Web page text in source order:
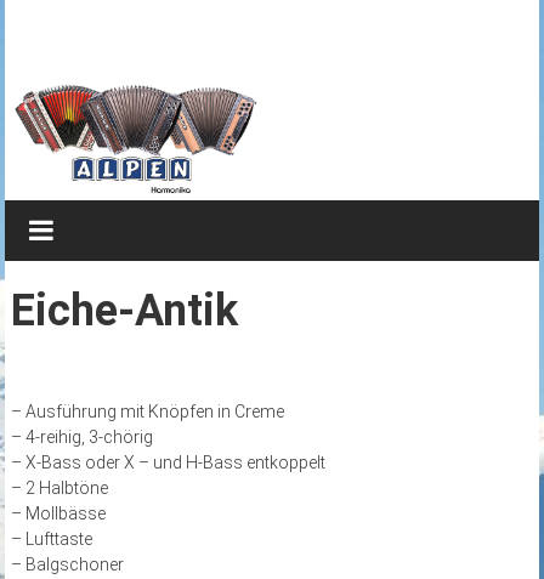
Harmonika
von
Alpen
Brillianter
Klang
kombiniert
mit
Eiche-Antik
– Ausführung mit Knöpfen in Creme
– 4-reihig, 3-chörig
– X-Bass oder X – und H-Bass entkoppelt
– 2 Halbtöne
– Mollbässe
– Lufttaste
– Balgschoner